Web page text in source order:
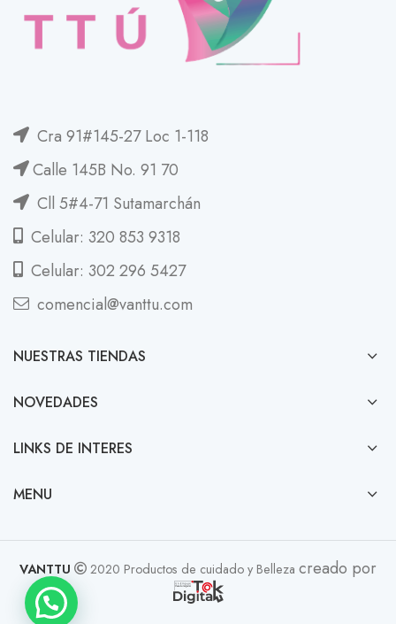
Cra 91#145-27 Loc 1-118
Calle 145B No. 91 70
Cll 5#4-71 Sutamarchán
Celular: 320 853 9318
Celular: 302 296 5427
comencial@vanttu.com
NUESTRAS TIENDAS
NOVEDADES
LINKS DE INTERES
MENU
VANTTU 2020 Productos de cuidado y Belleza creado por